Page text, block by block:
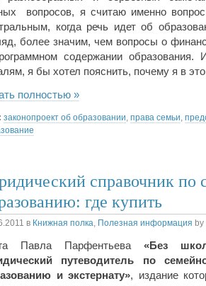
вопросов, я считаю именно
когда речь идет об
более значим, чем вопросы о
содержании
я бы хотел пояснить, почему я в
полностью »
законопроект об образовании права семьи
справочник по
где купить
в Книжная полка Полезная информация by
Павла Парфентьева «Без
путеводитель по
и экстернату», издание